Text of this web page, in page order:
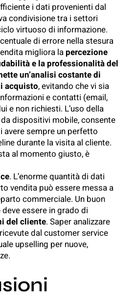
i dati provenienti dal
condivisione tra i settori
virtuoso di informazione.
di errore nella stesura
migliora la percezione
e la professionalità del
un’analisi costante di
acquisto, evitando che vi sia
e contatti (email,
e non richiesti. L’uso della
dispositivi mobile, consente
avere sempre un perfetto
durante la visita al cliente.
al momento giusto, è
. L’enorme quantità didati
vendita può essere messa a
commerciale. Un buon
essere in grado di
del cliente. Saper analizzare
dal customer service
upselling per nuove,